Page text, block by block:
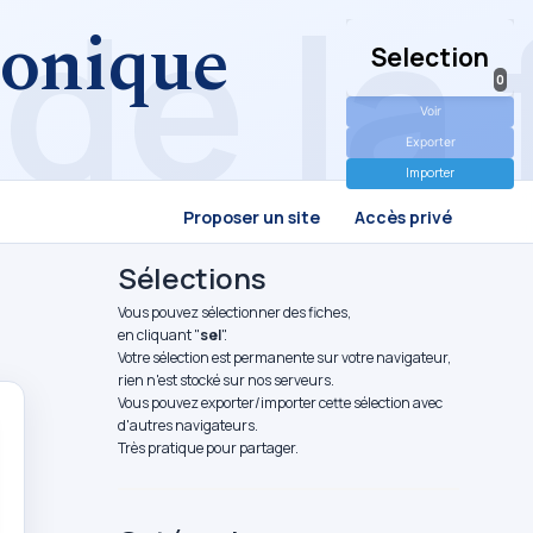
Proposer un site Accès privé
Selection
0
Voir
Exporter
Importer
Sélections
Vous pouvez sélectionner des fiches,
en cliquant "sel".
Votre sélection est permanente sur votre navigateur,
rien n'est stocké sur nos serveurs.
Vous pouvez exporter/importer cette sélection avec
d'autres navigateurs.
Très pratique pour partager.